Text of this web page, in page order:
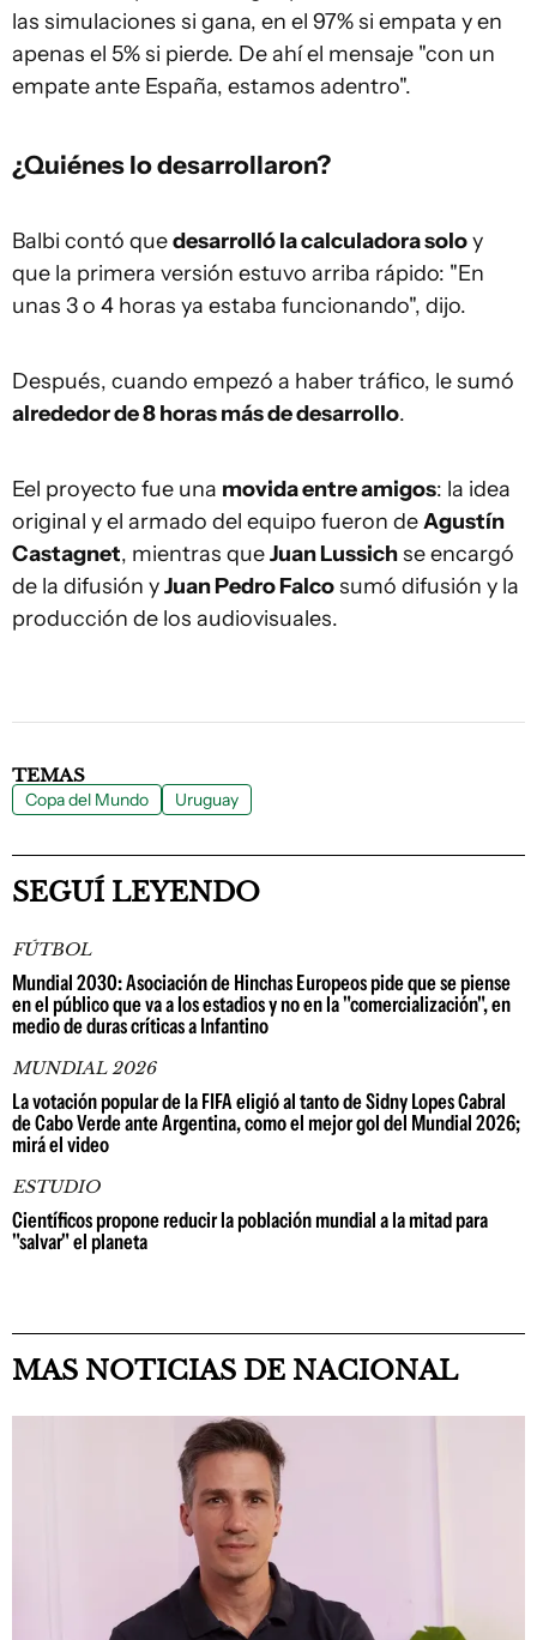
las simulaciones si gana, en el 97% si empata y en
apenas el 5% si pierde. De ahí el mensaje "con un
empate ante España, estamos adentro".
¿Quiénes lo desarrollaron?
Balbi contó quedesarrolló la calculadora soloy
que la primera versión estuvo arriba rápido: "En
unas 3 o 4 horas ya estaba funcionando", dijo.
Después, cuando empezó a haber tráfico, le sumó
alrededor de 8 horas más de desarrollo.
Eel proyecto fue una movida entre amigos: la idea
original y el armado del equipo fueron deAgustín
Castagnet, mientras queJuan Lussichse encargó
de la difusión yJuan Pedro Falcosumó difusión y la
producción de los audiovisuales.
TEMAS
Copa del Mundo Uruguay
SEGUÍ LEYENDO
FÚTBOL
Mundial 2030: Asociación de Hinchas Europeos pide que se piense
en el público que va a los estadios y no en la "comercialización", en
medio de duras críticas a Infantino
MUNDIAL 2026
La votación popular de la FIFA eligió al tanto de Sidny Lopes Cabral
de Cabo Verde ante Argentina, como el mejor gol del Mundial 2026;
mirá el video
ESTUDIO
Científicos propone reducir la población mundial a la mitad para
"salvar" el planeta
MAS NOTICIAS DE NACIONAL